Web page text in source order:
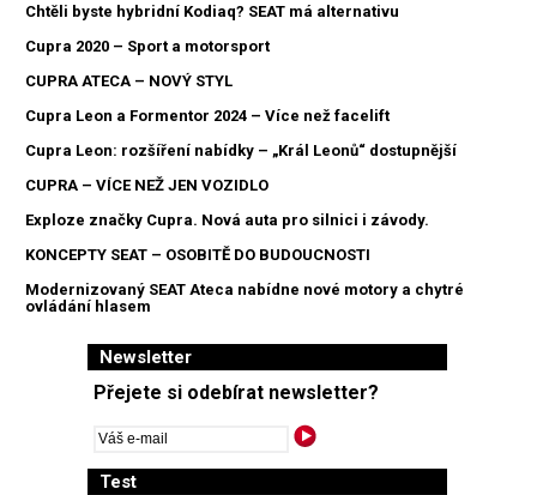
Chtěli byste hybridní Kodiaq? SEAT má alternativu
Cupra 2020 – Sport a motorsport
CUPRA ATECA – NOVÝ STYL
Cupra Leon a Formentor 2024 – Více než facelift
Cupra Leon: rozšíření nabídky – „Král Leonů“ dostupnější
CUPRA – VÍCE NEŽ JEN VOZIDLO
Exploze značky Cupra. Nová auta pro silnici i závody.
KONCEPTY SEAT – OSOBITĚ DO BUDOUCNOSTI
Modernizovaný SEAT Ateca nabídne nové motory a chytré
ovládání hlasem
Newsletter
Přejete si odebírat newsletter?
Test